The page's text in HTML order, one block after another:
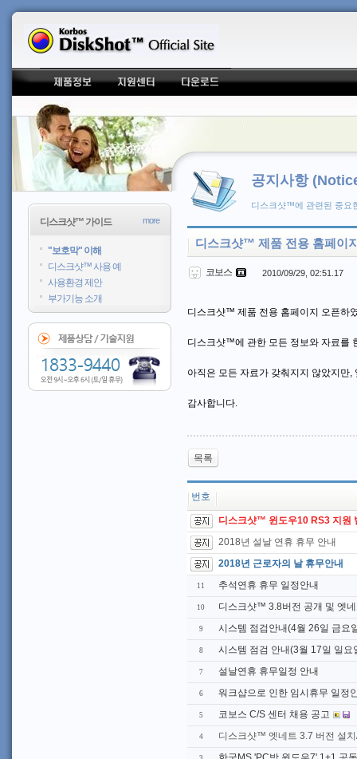
more
디스크샷™ 가이드
"보호막" 이해
디스크샷™ 사용 예
사용환경 제안
부가기능 소개
공지사항
디스크샷™에 관련된 중요
디스크샷™ 제품 전용 홈페이
코보스 2010/09/29, 02:51.17
디스크샷™ 제품 전용 홈페이지 오픈하
디스크샷™에 관한 모든 정보와 자료를
아직은 모든 자료가 갖춰지지 않았지
감사합니다.
목록
번호
디스크샷™ 윈도우10 RS3 지원
2018년 설날 연휴 휴무 안내
2018년 근로자의 날 휴무안내
11 추석연휴 휴무 일정안내
10 디스크샷™ 3.8버전 공개 및 엣
9 시스템 점검안내(4월 26일 금요
8 시스템 점검 안내(3월 17일 일요
7 설날연휴 휴무일정 안내
6 워크샵으로 인한 임시휴무 일정
5 코보스 C/S 센터 채용 공고
4 디스크샷™ 엣네트 3.7 버전 설